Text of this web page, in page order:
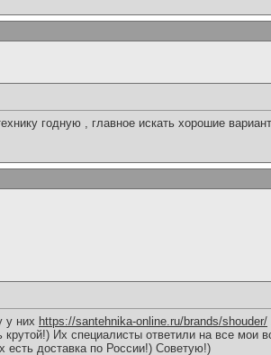
годную , главное искать хорошие
у них https://santehnika-online.ru/brands/shouder/
Их специалисты ответили на все мои
есть доставка по России!) Советую!)